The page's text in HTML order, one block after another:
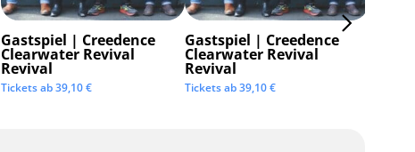
Gastspiel | Creedence
Clearwater Revival
Revival
Tickets ab39,10€
Gastspiel | Creedence
Clearwater Revival
Revival
Tickets ab39,10€